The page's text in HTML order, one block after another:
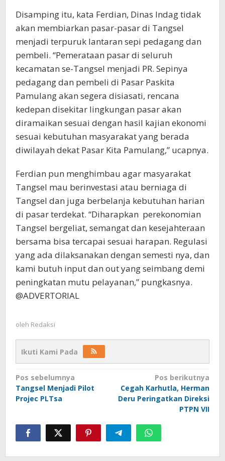
Disamping itu, kata Ferdian, Dinas Indag tidak
akan membiarkan pasar-pasar di Tangsel
menjadi terpuruk lantaran sepi pedagang dan
pembeli. “Pemerataan pasar di seluruh
kecamatan se-Tangsel menjadi PR. Sepinya
pedagang dan pembeli di Pasar Paskita
Pamulang akan segera disiasati, rencana
kedepan disekitar lingkungan pasar akan
diramaikan sesuai dengan hasil kajian ekonomi
sesuai kebutuhan masyarakat yang berada
diwilayah dekat Pasar Kita Pamulang,” ucapnya.
Ferdian pun menghimbau agar masyarakat
Tangsel mau berinvestasi atau berniaga di
Tangsel dan juga berbelanja kebutuhan harian
di pasar terdekat. “Diharapkan perekonomian
Tangsel bergeliat, semangat dan kesejahteraan
bersama bisa tercapai sesuai harapan. Regulasi
yang ada dilaksanakan dengan semesti nya, dan
kami butuh input dan out yang seimbang demi
peningkatan mutu pelayanan,” pungkasnya.
@ADVERTORIAL
oleh Redaksi
Ikuti Kami Pada
Navigasi
pos
Pos sebelumnya
Tangsel Menjadi Pilot
Projec PLTsa
Pos berikutnya
Cegah Karhutla, Herman
Deru Peringatkan Direksi
PTPN VII